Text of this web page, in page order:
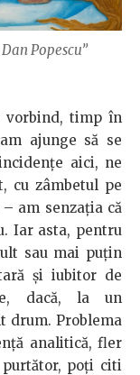
Popescu”
vorbind, timp în
ajunge să se
aici, ne
cu zâmbetul pe
am senzaţia că
Iar asta, pentru
sau mai puţin
şi iubitor de
dacă, la un
drum. Problema
analitică, fler
poţi citi